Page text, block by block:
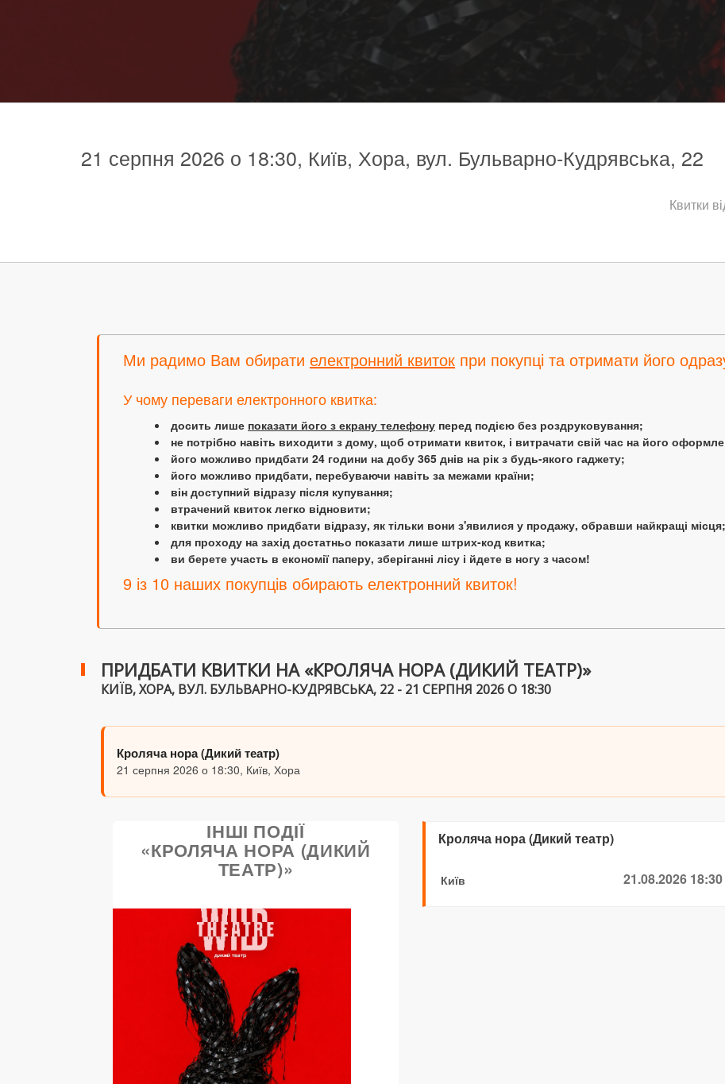
21 серпня 2026 о 18:30, Київ, Хора, вул. Бульварно-Кудрявська, 22
Квитки
Ми радимо Вам обирати електронний квиток при покупці та отримати його
У чому переваги електронного квитка:
досить лише показати його з екрану телефону перед подією без роздруковування;
не потрібно навіть виходити з дому, щоб отримати квиток, і витрачати свій час на його
його можливо придбати 24 години на добу 365 днів на рік з будь-якого гаджету;
його можливо придбати, перебуваючи навіть за межами країни;
він доступний відразу після купування;
втрачений квиток легко відновити;
квитки можливо придбати відразу, як тільки вони з'явилися у продажу, обравши найкращі місця;
для проходу на захід достатньо показати лише штрих-код квитка;
ви берете участь в економії паперу, зберіганні лісу і йдете в ногу з часом!
9 із 10 наших покупців обирають електронний квиток!
ПРИДБАТИ КВИТКИ НА «КРОЛЯЧА НОРА (ДИКИЙ ТЕАТР)»
КИЇВ, ХОРА, ВУЛ. БУЛЬВАРНО-КУДРЯВСЬКА, 22 - 21 СЕРПНЯ 2026 О 18:30
Кроляча нора (Дикий театр)
21 серпня 2026 о 18:30, Київ, Хора
ІНШІ ПОДІЇ
«КРОЛЯЧА НОРА (ДИКИЙ
ТЕАТР)»
Кроляча нора (Дикий театр)
Київ 21.08.2026 18:30